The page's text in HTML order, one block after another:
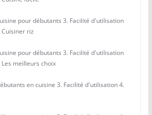
pour débutants 3. Facilité d'utilisation
riz
pour débutants 3. Facilité d'utilisation
meilleurs choix
en cuisine 3. Facilité d'utilisation 4.